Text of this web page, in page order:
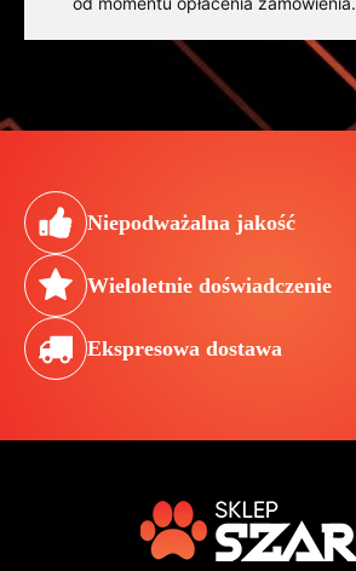
Niepodważalna jakość
Wieloletnie doświadczenie
Ekspresowa dostawa